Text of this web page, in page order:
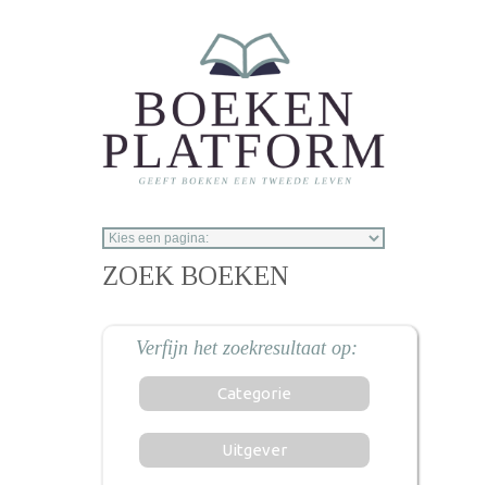
ZOEK BOEKEN
Categorie
Uitgever